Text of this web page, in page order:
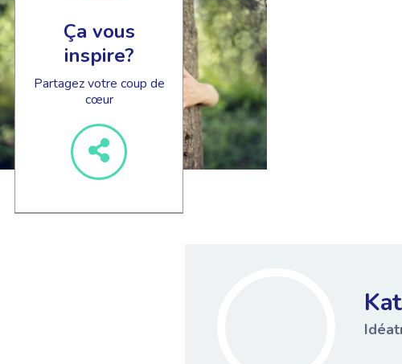
Ça vous
inspire?
Partagez votre coup de
cœur